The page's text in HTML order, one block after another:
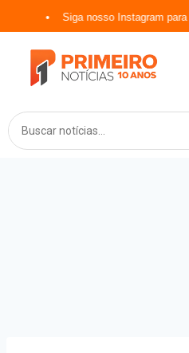
Siga nosso Instagram para